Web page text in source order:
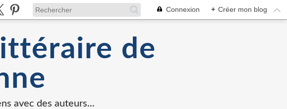
Connexion + Créer mon blog
de
avec des auteurs...